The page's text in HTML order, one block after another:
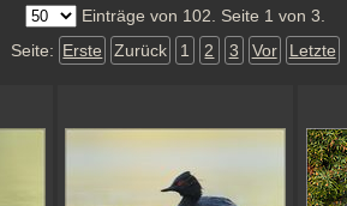
Einträge von 102. Seite 1 von 3.
Seite: Erste Zurück 1 2 3 Vor Letzte